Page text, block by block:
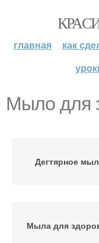
главная как
Мыло для
Дегтярное
Мыла для